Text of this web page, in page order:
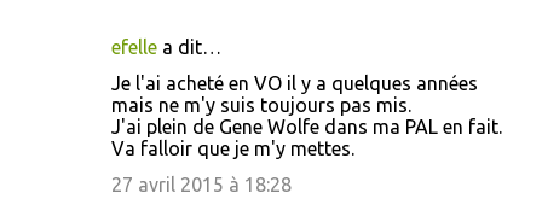
efelle a dit…
Je l'ai acheté en VO il y a quelques années
mais ne m'y suis toujours pas mis.
J'ai plein de Gene Wolfe dans ma PAL en fait.
Va falloir que je m'y mettes.
27 avril 2015 à 18:28